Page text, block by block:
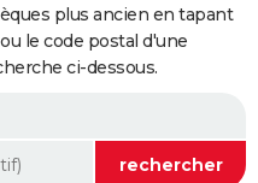
plus ancien en tapant
le code postal d'une
ci-dessous.